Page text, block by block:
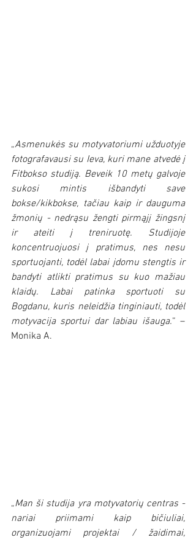
„Asmenukės su motyvatoriumi užduotyje
fotografavausi su Ieva, kuri mane atvedė į
Fitbokso studiją. Beveik 10 metų galvoje
sukosi mintis išbandyti save
bokse/kikbokse, tačiau kaip ir dauguma
žmonių - nedrąsu žengti pirmąjį žingsnį
ir ateiti į treniruotę. Studijoje
koncentruojuosi į pratimus, nes nesu
sportuojanti, todėl labai įdomu stengtis ir
bandyti atlikti pratimus su kuo mažiau
klaidų. Labai patinka sportuoti su
Bogdanu, kuris neleidžia tinginiauti, todėl
motyvacija sportui dar labiau išauga.“ –
Monika A.
„Man ši studija yra motyvatorių centras -
nariai priimami kaip bičiuliai,
organizuojami projektai / žaidimai,